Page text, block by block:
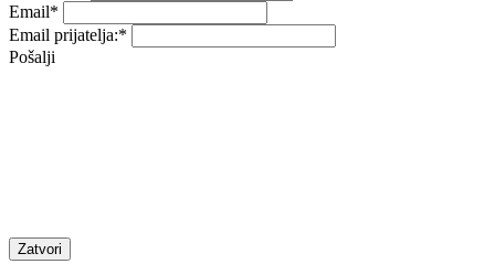
Email*
Email prijatelja:*
Pošalji
Zatvori